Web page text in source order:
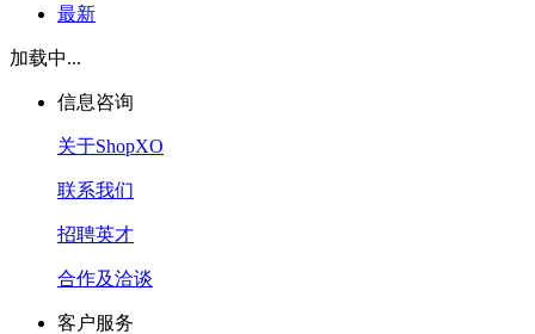
最新
加载中...
信息咨询
关于ShopXO
联系我们
招聘英才
合作及洽谈
客户服务